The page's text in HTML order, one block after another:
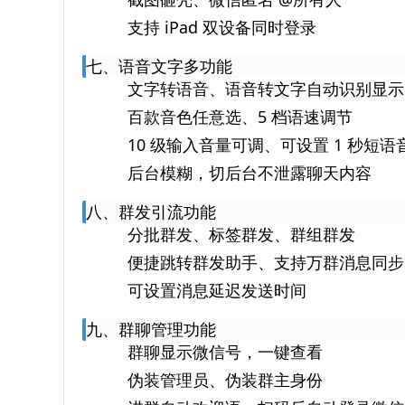
支持 iPad 双设备同时登录
七、语音文字多功能
文字转语音、语音转文字自动识别显示
百款音色任意选、5 档语速调节
10 级输入音量可调、可设置 1 秒短语
后台模糊，切后台不泄露聊天内容
八、群发引流功能
分批群发、标签群发、群组群发
便捷跳转群发助手、支持万群消息同步
可设置消息延迟发送时间
九、群聊管理功能
群聊显示微信号，一键查看
伪装管理员、伪装群主身份